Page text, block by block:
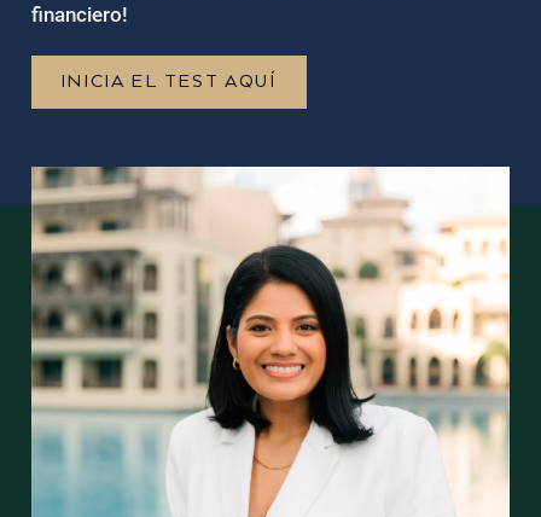
financiero!
INICIA EL TEST AQUÍ